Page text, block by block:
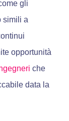
gli
simili a
opportunità
che
data la